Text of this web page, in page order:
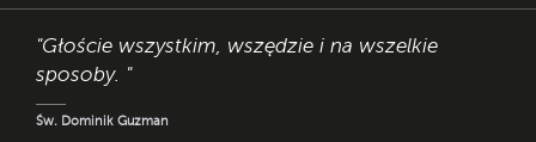
"Głoście wszystkim, wszędzie i na wszelkie
sposoby. "
Św. Dominik Guzman